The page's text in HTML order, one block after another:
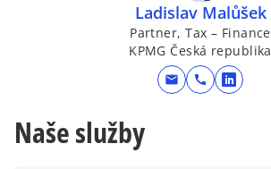
Ladislav Malůšek
Partner, Tax – Finance
KPMG Česká republika
mail call
o
Naše služby